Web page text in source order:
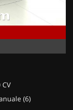
(6)